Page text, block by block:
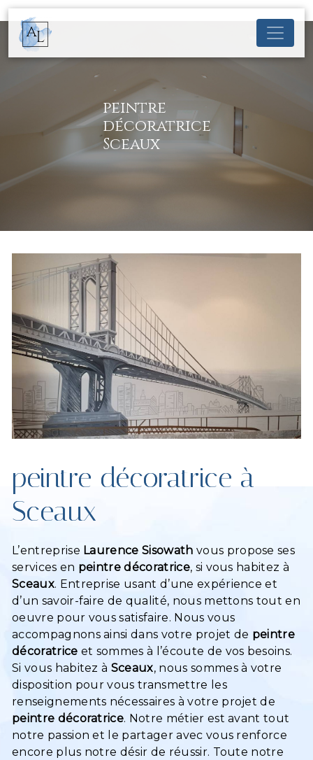
Panneau de gestion des cookies
peintre
décoratrice
Sceaux
peintre décoratrice à
Sceaux
L’entreprise Laurence Sisowath vous propose ses
services en peintre décoratrice, si vous habitez à
Sceaux. Entreprise usant d’une expérience et
d’un savoir-faire de qualité, nous mettons tout en
oeuvre pour vous satisfaire. Nous vous
accompagnons ainsi dans votre projet de peintre
décoratrice et sommes à l’écoute de vos besoins.
Si vous habitez à Sceaux, nous sommes à votre
disposition pour vous transmettre les
renseignements nécessaires à votre projet de
peintre décoratrice. Notre métier est avant tout
notre passion et le partager avec vous renforce
encore plus notre désir de réussir. Toute notre